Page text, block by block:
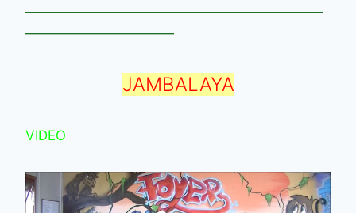
——————————————————————
———————————
JAMBALAYA
VIDEO